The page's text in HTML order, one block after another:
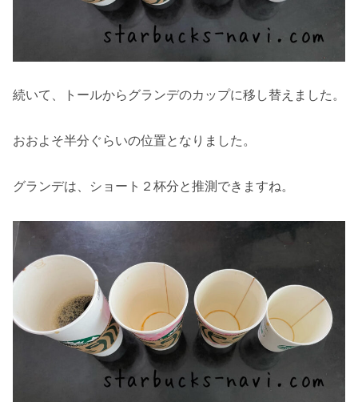
続いて、トールからグランデのカップに移し替えました。
おおよそ半分ぐらいの位置となりました。
グランデは、ショート２杯分と推測できますね。